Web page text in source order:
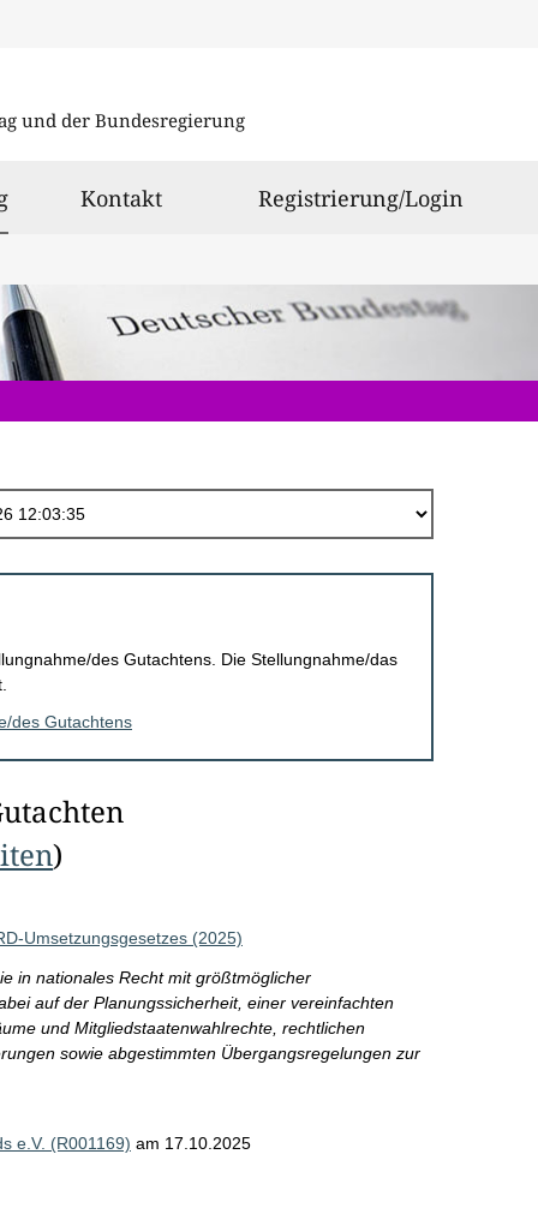
und der Bundesregierung
ausgewählt
Kontakt Registrierung/Login
des Gutachtens. Die Stellungnahme/das
des Gutachtens
)
Umsetzungsgesetzes (2025)
in nationales Recht mit größtmöglicher
auf der Planungssicherheit, einer vereinfachten
und Mitgliedstaatenwahlrechte, rechtlichen
sowie abgestimmten Übergangsregelungen zur
e.V. (R001169) am 17.10.2025